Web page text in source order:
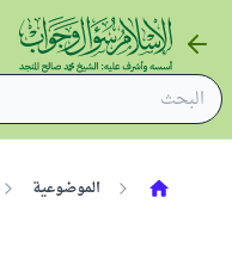
الموضوعية